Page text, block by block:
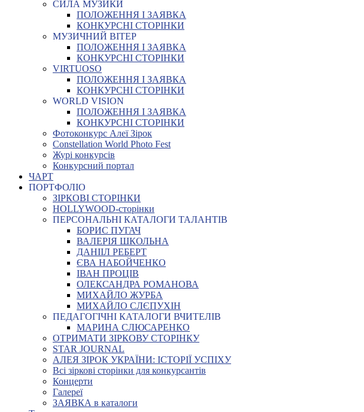
СИЛА МУЗИКИ
ПОЛОЖЕННЯ І ЗАЯВКА
КОНКУРСНІ СТОРІНКИ
МУЗИЧНИЙ ВІТЕР
ПОЛОЖЕННЯ І ЗАЯВКА
КОНКУРСНІ СТОРІНКИ
VIRTUOSO
ПОЛОЖЕННЯ І ЗАЯВКА
КОНКУРСНІ СТОРІНКИ
WORLD VISION
ПОЛОЖЕННЯ І ЗАЯВКА
КОНКУРСНІ СТОРІНКИ
Фотоконкурс Алеї Зірок
Constellation World Photo Fest
Журі конкурсів
Конкурсний портал
ЧАРТ
ПОРТФОЛІО
ЗІРКОВІ СТОРІНКИ
HOLLYWOOD-сторінки
ПЕРСОНАЛЬНІ КАТАЛОГИ ТАЛАНТІВ
БОРИС ПУГАЧ
ВАЛЕРІЯ ШКОЛЬНА
ДАНІІЛ РЕБЕРТ
ЄВА НАБОЙЧЕНКО
ІВАН ПРОЦІВ
ОЛЕКСАНДРА РОМАНОВА
МИХАЙЛО ЖУРБА
МИХАЙЛО СЛЄПУХІН
ПЕДАГОГІЧНІ КАТАЛОГИ ВЧИТЕЛІВ
МАРИНА СЛЮСАРЕНКО
ОТРИМАТИ ЗІРКОВУ СТОРІНКУ
STAR JOURNAL
АЛЕЯ ЗІРОК УКРАЇНИ: ІСТОРІЇ УСПІХУ
Всі зіркові сторінки для конкурсантів
Концерти
Галереї
ЗАЯВКА в каталоги